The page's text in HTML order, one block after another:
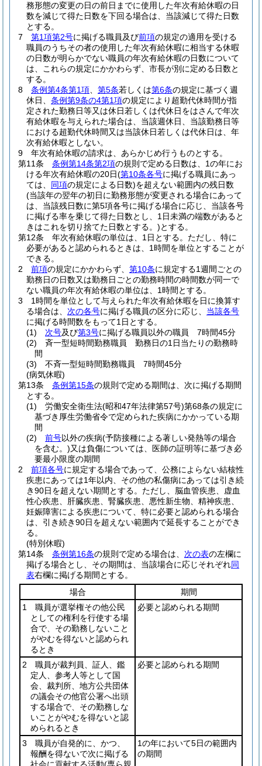
務形態の変更の日の前日までに使用した年次有給休暇の日
数を減じて得た日数を下回る場合は、当該減じて得た日数
とする。
7
第1項第2号に掲げる職員及び前項の規定の適用を受ける
職員のうちその者の使用した年次有給休暇に相当する休暇
の日数が明らかでない職員の年次有給休暇の日数について
は、これらの規定にかかわらず、市長が別に定める日数と
する。
8
条例第4条第1項 第5条若しくは第6条の規定に基づく週
休日、 条例第9条の4第1項の規定により超勤代休時間が指
定された勤務日等又は休日若しくは代休日をはさんで年次
有給休暇を与えられた場合は、当該週休日、当該勤務日等
における超勤代休時間又は当該休日若しくは代休日は、年
次有給休暇としない。
9
年次有給休暇の請求は、あらかじめ行うものとする。
第11条
条例第14条第2項の規則で定める日数は、1の年にお
ける年次有給休暇の20日(第10条各号に掲げる職員にあっ
ては、 同項の規定による日数)を超えない範囲内の残日数
(当該年の翌年の初日に勤務形態が変更される場合にあって
は、当該残日数に第5項各号に掲げる場合に応じ、当該各号
に掲げる率を乗じて得た日数とし、1日未満の端数があると
きはこれを切り捨てた日数とする。)とする。
第12条
年次有給休暇の単位は、1日とする。 ただし、特に
必要があると認められるときは、1時間を単位とすることが
できる。
2
前項の規定にかかわらず、 第10条に規定する1週間ごとの
勤務日の日数又は勤務日ごとの勤務時間の時間数が同一で
ない職員の年次有給休暇の単位は、1時間とする。
3
1時間を単位として与えられた年次有給休暇を日に換算す
る場合は、 次の各号に掲げる職員の区分に応じ、 当該各号
に掲げる時間数をもって1日とする。
(1)
次号及び第3号に掲げる職員以外の職員 7時間45分
(2)
斉一型短時間勤務職員 勤務日の1日当たりの勤務時
間
(3)
不斉一型短時間勤務職員 7時間45分
(病気休暇)
第13条
条例第15条の規則で定める期間は、次に掲げる期間
とする。
(1)
労働安全衛生法(昭和47年法律第57号)第68条の規定に
基づき厚生労働省令で定められた疾病にかかっている期
間
(2)
前号以外の疾病(予防接種による著しい発熱等の場合
を含む。)又は負傷については、医師の証明等に基づき必
要最小限度の期間
2
前項各号に規定する場合であって、公務によらない結核性
疾患にあっては1年以内、その他の私傷病にあっては引き続
き90日を超えない期間とする。 ただし、脳血管疾患、虚血
性心疾患、肝臓疾患、腎臓疾患、悪性新生物、精神疾患、
妊娠障害による疾患について、特に必要と認められる場合
は、引き続き90日を超えない範囲内で延長することができ
る。
(特別休暇)
第14条
条例第16条の規則で定める場合は、 次の表の左欄に
掲げる場合とし、その期間は、当該場合に応じそれぞれ同
表右欄に掲げる期間とする。
場合
期間
1 職員が選挙権その他公民
としての権利を行使する場
合で、その勤務しないこと
がやむを得ないと認められ
るとき
必要と認められる期間
2 職員が裁判員、証人、鑑
定人、参考人等として国
会、裁判所、地方公共団体
の議会その他官公署へ出頭
する場合で、その勤務しな
いことがやむを得ないと認
められるとき
必要と認められる期間
3 職員が自発的に、かつ、
報酬を得ないで次に掲げる
1の年において5日の範囲内
の期間